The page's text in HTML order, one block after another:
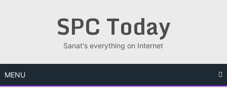
SPC Today
Sanat's everything on Internet
MENU